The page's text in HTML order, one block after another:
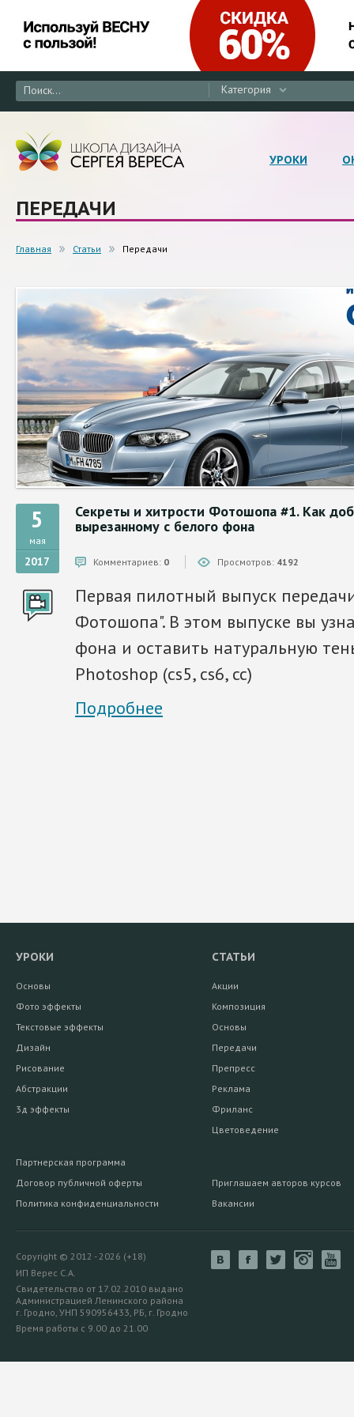
Категория
УРОКИ
ПЕРЕДАЧИ
Главная Статьи Передачи
5
мая
2017
Секреты и хитрости Фотошопа #1. Как
вырезанному с белого фона
Комментариев: 0 Просмотров: 4192
Первая пилотный выпуск
Фотошопа". В этом выпуске вы
фона и оставить натуральную
Photoshop (cs5, cs6, cc)
Подробнее
УРОКИ
Основы
Фото эффекты
Текстовые эффекты
Дизайн
Рисование
Абстракции
3д эффекты
СТАТЬИ
Акции
Композиция
Основы
Передачи
Препресс
Реклама
Фриланс
Цветоведение
Партнерская программа
Договор публичной оферты
Политика конфиденциальности
Приглашаем авторов курсов
Вакансии
Copyright © 2012 - 2026 (+18)
ИП Верес С.А.
Свидетельство от 17.02.2010 выдано
Администрацией Ленинского района
г. Гродно, УНП 590956433, РБ, г. Гродно
Время работы с 9.00 до 21.00